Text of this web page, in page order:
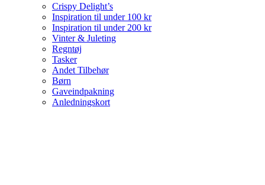
Crispy Delight’s
Inspiration til under 100 kr
Inspiration til under 200 kr
Vinter & Juleting
Regntøj
Tasker
Andet Tilbehør
Børn
Gaveindpakning
Anledningskort